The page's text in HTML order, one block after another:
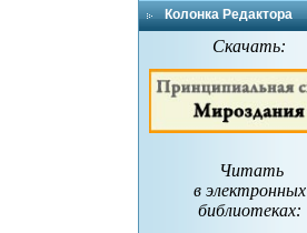
Колонка Редактора
Скачать:
Читать
в электронных
библиотеках: